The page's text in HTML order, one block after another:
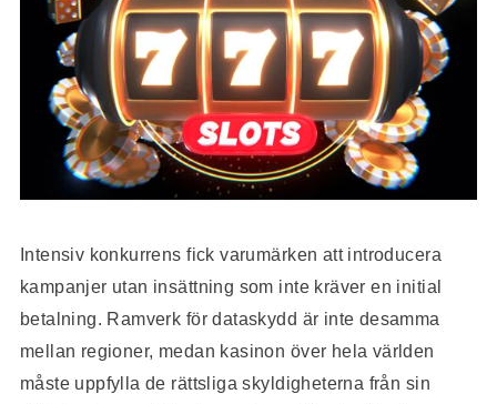
Intensiv konkurrens fick varumärken att introducera
kampanjer utan insättning som inte kräver en initial
betalning. Ramverk för dataskydd är inte desamma
mellan regioner, medan kasinon över hela världen
måste uppfylla de rättsliga skyldigheterna från sin